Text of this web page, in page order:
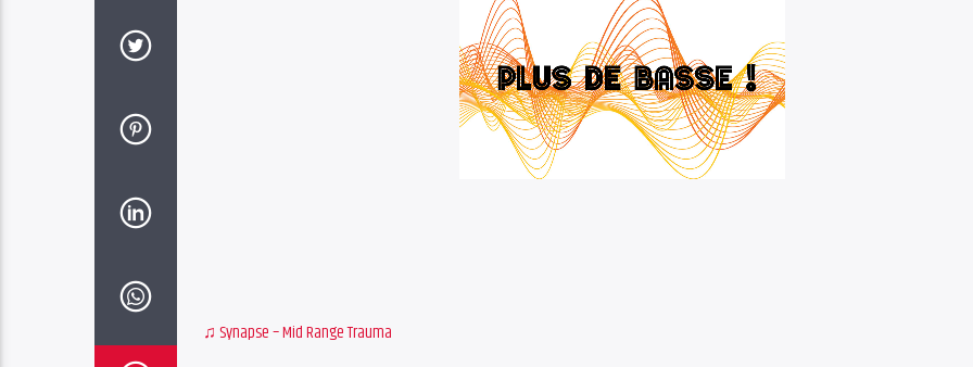
♫ Synapse – Mid Range Trauma